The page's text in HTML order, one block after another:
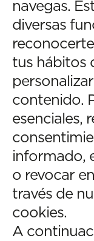
navegas.
diversas
tus hábitos
contenido.
esenciales,
informado,
o revocar
través de
cookies.
A